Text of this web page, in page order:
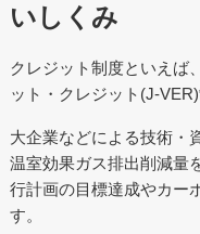
いしくみ
クレジット制度といえば
ット・クレジット(J-
大企業などによる技術・
温室効果ガス排出削減量
行計画の目標達成やカー
す。